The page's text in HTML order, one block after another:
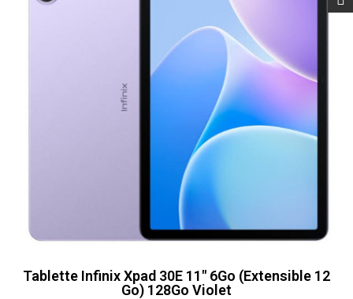
Tablette Infinix Xpad 30E 11" 6Go (Extensible 12
Go) 128Go Violet